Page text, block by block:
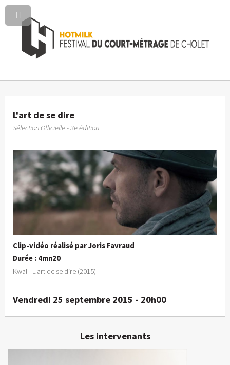
L'art de se dire
Sélection Officielle - 3e édition
Clip-vidéo réalisé par Joris Favraud
Durée : 4mn20
Kwal - L'art de se dire (2015)
Vendredi 25 septembre 2015 - 20h00
Les intervenants